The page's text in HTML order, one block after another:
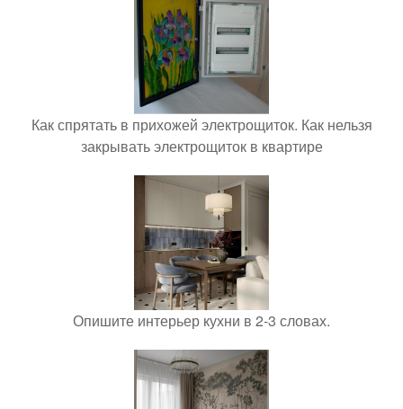
Как спрятать в прихожей электрощиток. Как нельзя
закрывать электрощиток в квартире
Опишите интерьер кухни в 2-3 словах.